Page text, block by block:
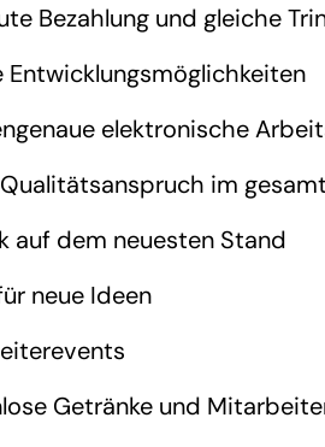
Bezahlung und gleiche
Entwicklungsmöglichkeiten
elektronische
im
auf dem neuesten Stand
neue Ideen
Getränke und